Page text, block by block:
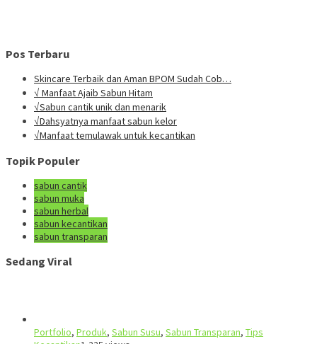
Pos Terbaru
Skincare Terbaik dan Aman BPOM Sudah Cob…
√ Manfaat Ajaib Sabun Hitam
√Sabun cantik unik dan menarik
√Dahsyatnya manfaat sabun kelor
√Manfaat temulawak untuk kecantikan
Topik Populer
sabun cantik
sabun muka
sabun herbal
sabun kecantikan
sabun transparan
Sedang Viral
Portfolio, Produk, Sabun Susu, Sabun Transparan, Tips